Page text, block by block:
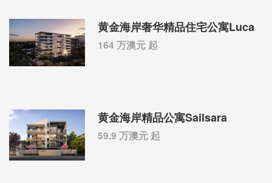
黄金海岸奢华精品住宅公寓Luca
164 万澳元 起
黄金海岸精品公寓Sailsara
59.9 万澳元 起